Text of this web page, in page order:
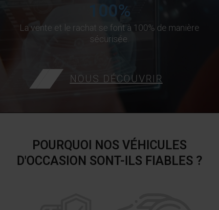
100%
La vente et le rachat se font à 100% de manière
sécurisée.
NOUS DÉCOUVRIR
POURQUOI NOS VÉHICULES
D'OCCASION SONT-ILS FIABLES ?